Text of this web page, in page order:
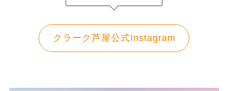
クラーク芦屋公式Instagram